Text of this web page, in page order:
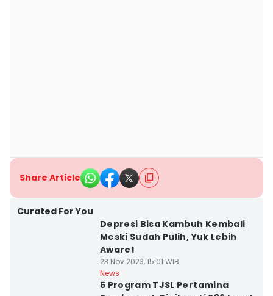
Share Article
Curated For You
Depresi Bisa Kambuh Kembali
Meski Sudah Pulih, Yuk Lebih
Aware!
23 Nov 2023, 15:01 WIB
News
5 Program TJSL Pertamina